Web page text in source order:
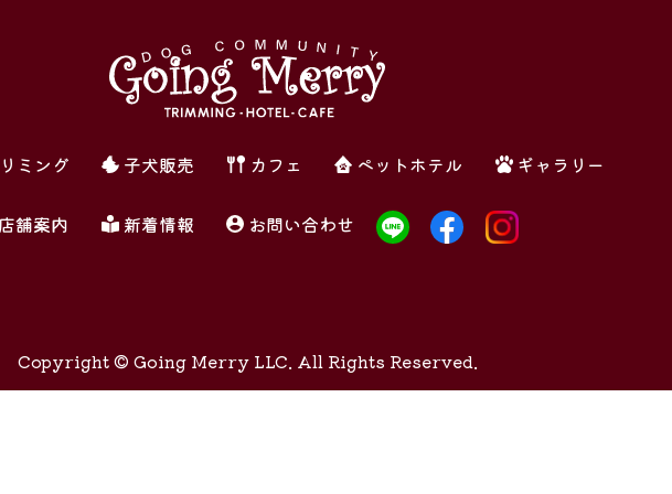
ミング 子犬販売 カフェ ペットホテル ギャラリー
店舗案内 新着情報 お問い合わせ
Copyright © Going Merry LLC. All Rights Reserved.